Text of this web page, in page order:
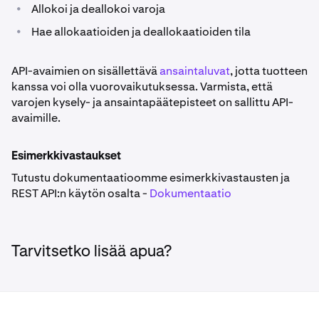
• Allokoi ja deallokoi varoja
• Hae allokaatioiden ja deallokaatioiden tila
API-avaimien on sisällettäväansaintaluvat, jotta tuotteen
kanssa voi olla vuorovaikutuksessa. Varmista, että
varojen kysely- ja ansaintapäätepisteet on sallittu API-
avaimille.
Esimerkkivastaukset
Tutustu dokumentaatioomme esimerkkivastausten ja
REST API:n käytön osalta - Dokumentaatio
Tarvitsetko lisää apua?